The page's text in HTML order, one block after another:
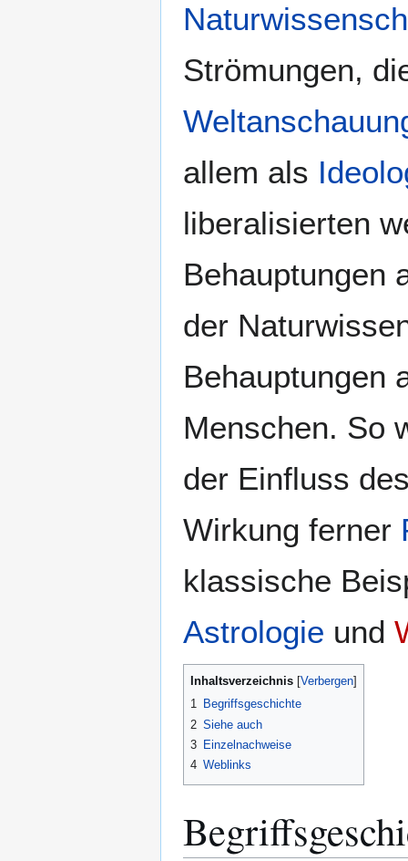
Strömungen,
allem als
liberalisierten
Behauptungen
der
Behauptungen
Menschen. So
der Einfluss
Wirkung ferner
klassische
Astrologie und
Inhaltsverzeichnis
1 Begriffsgeschichte
2 Siehe auch
3 Einzelnachweise
4 Weblinks